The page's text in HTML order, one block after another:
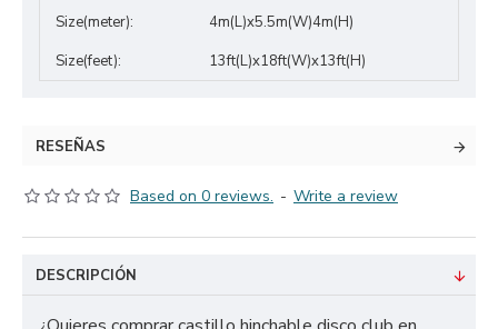
Size(meter):
4m(L)x5.5m(W)4m(H)
Size(feet):
13ft(L)x18ft(W)x13ft(H)
RESEÑAS
Based on 0 reviews. - Write a review
DESCRIPCIÓN